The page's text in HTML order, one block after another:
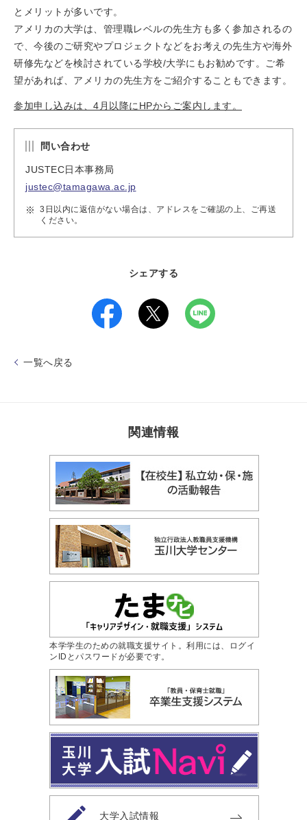
とメリットが多いです。
アメリカの大学は、管理職レベルの先生方も多く参加されるの
で、今後のご研究やプロジェクトなどをお考えの先生方や海外
研修先などを検討されている学校/大学にもお勧めです。ご希
望があれば、アメリカの先生方をご紹介することもできます。
参加申し込みは、4月以降にHPからご案内します。
問い合わせ
JUSTEC日本事務局
justec@tamagawa.ac.jp
3日以内に返信がない場合は、アドレスをご確認の上、ご再送
ください。
シェアする
一覧へ戻る
関連情報
本学学生のための就職支援サイト。利用には、ログイ
ンIDとパスワードが必要です。
大学入試情報